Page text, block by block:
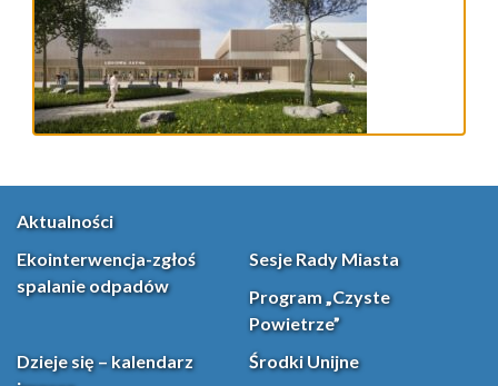
Aktualności
Ekointerwencja-zgłoś
spalanie odpadów
Sesje Rady Miasta
Program „Czyste
Powietrze”
Dzieje się – kalendarz
Środki Unijne